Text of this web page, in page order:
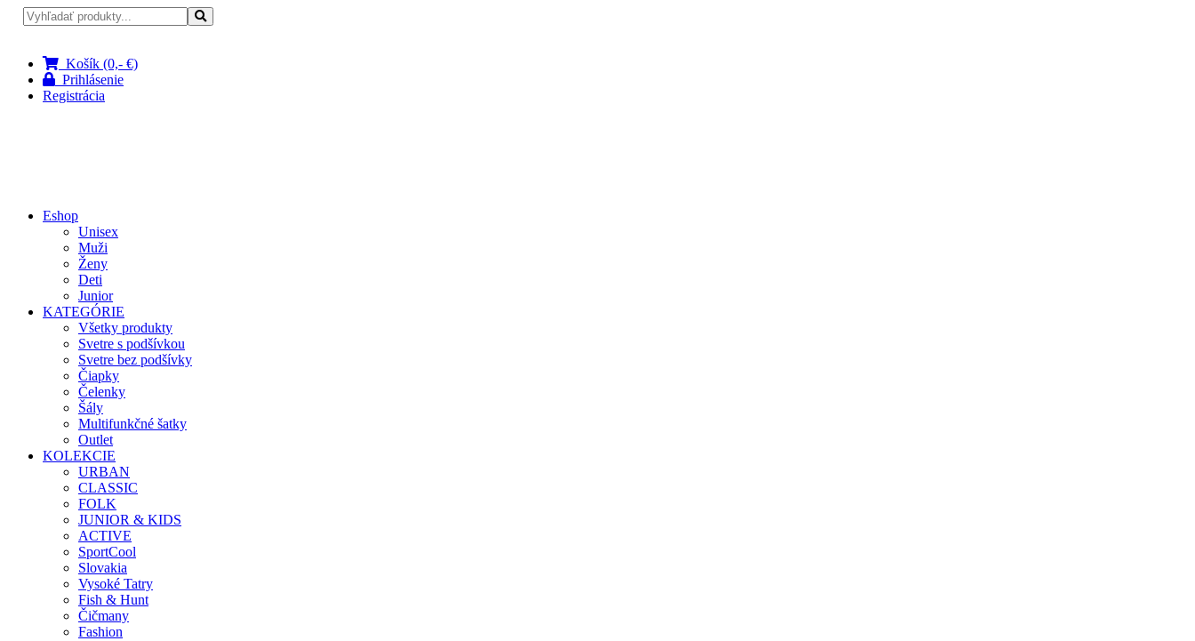
Košík (0,- €)
Prihlásenie
Registrácia
Eshop
Unisex
Muži
Ženy
Deti
Junior
KATEGÓRIE
Všetky produkty
Svetre s podšívkou
Svetre bez podšívky
Čiapky
Čelenky
Šály
Multifunkčné šatky
Outlet
KOLEKCIE
URBAN
CLASSIC
FOLK
JUNIOR & KIDS
ACTIVE
SportCool
Slovakia
Vysoké Tatry
Fish & Hunt
Čičmany
Fashion